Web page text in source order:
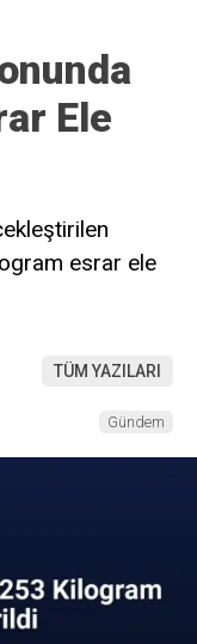
Ele
esrar ele
TÜM YAZILARI
Gündem